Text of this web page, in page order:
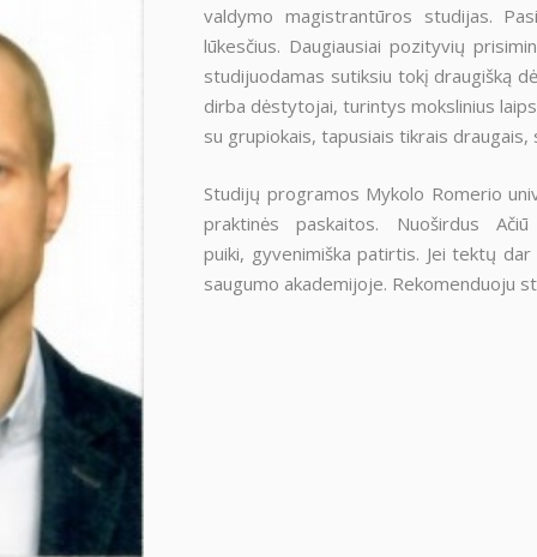
valdymo magistrantūros studijas.
lūkesčius. Daugiausiai pozityvių
studijuodamas sutiksiu tokį draugišką
dirba dėstytojai, turintys mokslinius
su grupiokais, tapusiais tikrais
Studijų programos Mykolo Romerio
praktinės paskaitos. Nuoširdus
puiki, gyvenimiška patirtis. Jei tektų
saugumo akademijoje. Rekomenduoju